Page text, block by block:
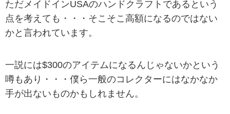
ただメイドインUSAのハンドクラフトであるという
点を考えても・・・そこそこ高額になるのではない
かと言われています。
一説には$300のアイテムになるんじゃないかという
噂もあり・・・僕ら一般のコレクターにはなかなか
手が出ないものかもしれません。